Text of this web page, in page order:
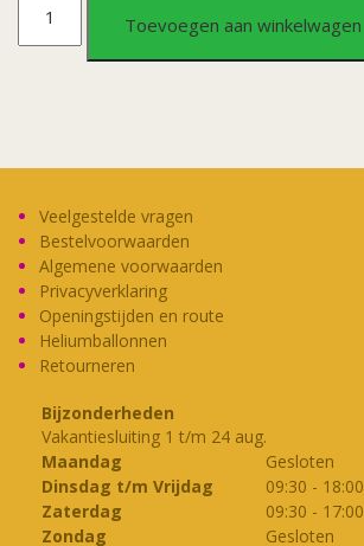
Cartoonmok
Toevoegen aan winkelwagen
Veelgestelde vragen
Bestelvoorwaarden
Algemene voorwaarden
Privacyverklaring
Openingstijden en route
Heliumballonnen
Retourneren
Bijzonderheden
Vakantiesluiting 1 t/m 24 aug.
Maandag
Gesloten
Dinsdag t/m Vrijdag
09:30 - 18:00
Zaterdag
09:30 - 17:00
Zondag
Gesloten